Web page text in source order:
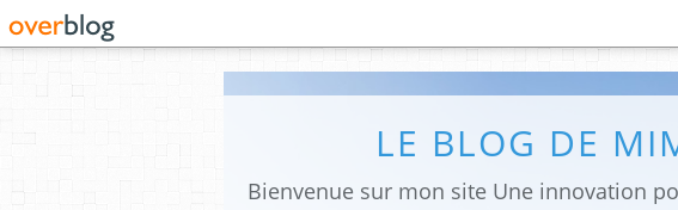
LE BLOG DE